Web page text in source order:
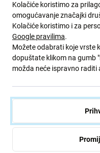
Newsletter
Prijavite se za redovite
ponude. Ujedno,
stariji od 16 godina
Slažem se primati vijesti
Kolačiće koristimo za
omogućavanje značajki
Kolačiće koristimo i za
Google pravilima.
Možete odabrati koje vrste
dopuštate klikom na gumb
možda neće ispravno raditi